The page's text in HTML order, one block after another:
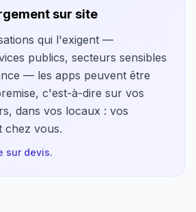
sur site
qui l'exigent —
publics, secteurs sensibles
— les apps peuvent être
c'est-à-dire sur vos
dans vos locaux : vos
chez vous.
sur devis.